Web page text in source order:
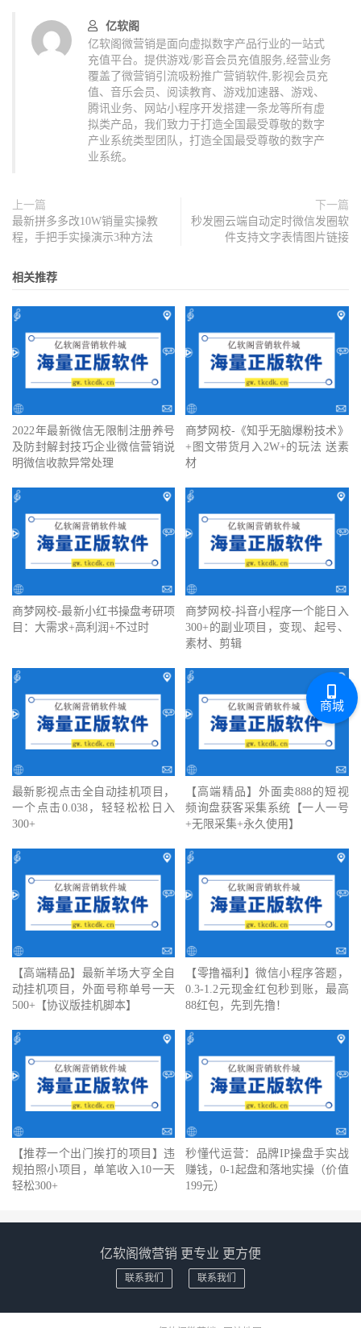
亿软阁
亿软阁微营销是面向虚拟数字产品行业的一站式
充值平台。提供游戏/影音会员充值服务,经营业务
覆盖了微营销引流吸粉推广营销软件,影视会员充
值、音乐会员、阅读教育、游戏加速器、游戏、
腾讯业务、网站小程序开发搭建一条龙等所有虚
拟类产品，我们致力于打造全国最受尊敬的数字
产业系统类型团队，打造全国最受尊敬的数字产
业系统。
上一篇
最新拼多多改10W销量实操教
程，手把手实操演示3种方法
下一篇
秒发圈云端自动定时微信发圈软
件支持文字表情图片链接
相关推荐
2022年最新微信无限制注册养号
及防封解封技巧企业微信营销说
明微信收款异常处理
商梦网校-《知乎无脑爆粉技术》
+图文带货月入2W+的玩法 送素
材
商梦网校-最新小红书操盘考研项
目：大需求+高利润+不过时
商梦网校-抖音小程序一个能日入
300+的副业项目，变现、起号、
素材、剪辑
最新影视点击全自动挂机项目，
一个点击0.038，轻轻松松日入
300+
【高端精品】外面卖888的短视
频询盘获客采集系统【一人一号
+无限采集+永久使用】
【高端精品】最新羊场大亨全自
动挂机项目，外面号称单号一天
500+【协议版挂机脚本】
【零撸福利】微信小程序答题，
0.3-1.2元现金红包秒到账，最高
88红包，先到先撸！
【推荐一个出门挨打的项目】违
规拍照小项目，单笔收入10一天
轻松300+
秒懂代运营：品牌IP操盘手实战
赚钱，0-1起盘和落地实操（价值
199元）
亿软阁微营销 更专业 更方便
联系我们 联系我们
商城